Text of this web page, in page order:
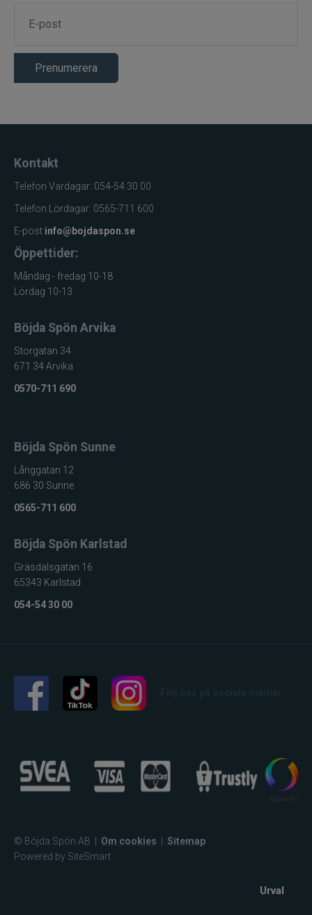
Urval
Prenumerera
Kontakt
Telefon Vardagar: 054-54 30 00
Telefon Lördagar: 0565-711 600
E-post:info@bojdaspon.se
Öppettider:
Måndag - fredag 10-18
Lördag 10-13
Böjda Spön Arvika
Storgatan 34
671 34 Arvika
0570-711 690
Böjda Spön Sunne
Långgatan 12
686 30 Sunne
0565-711 600
Böjda Spön Karlstad
Gräsdalsgatan 16
65343 Karlstad
054-54 30 00
© Böjda Spön AB Om cookies
Sitemap
Powered by SiteSmart